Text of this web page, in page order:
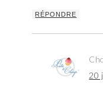
RÉPONDRE
20